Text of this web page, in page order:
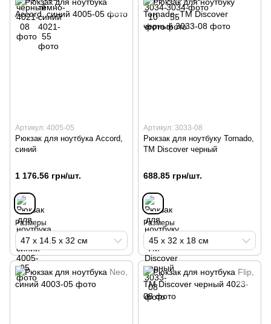
Артикул: 4005-05
Рюкзак для ноутбука Accord,
синий
1 176.56 грн/шт.
Размеры
47 х 14.5 х 32 см
Артикул: 3033-08
Рюкзак для ноутбуку Tornado,
TM Discover черный
688.85 грн/шт.
Размеры
45 х 32 х 18 см